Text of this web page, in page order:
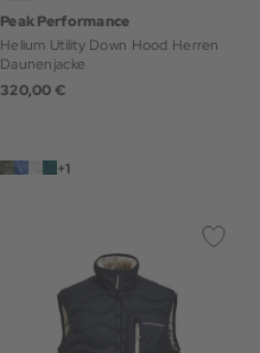
Peak Performance
Helium Utility Down Hood Herren
Daunenjacke
320,00 €
+1